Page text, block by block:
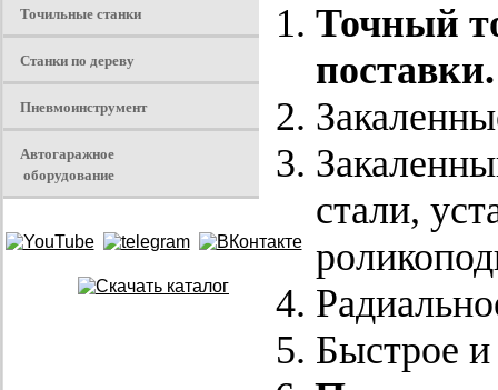
Точильные станки
Станки по дереву
Пневмоинструмент
Автогаражное
оборудование
Точный
поставки.
стали,
Быстрое и